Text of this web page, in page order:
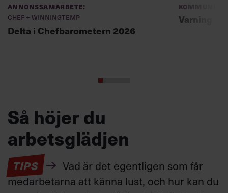
Annonssamarbete:
Chef + Winningtemp
Delta i Chefbarometern 2026
Varning
Så höjer du
arbetsglädjen
TIPS
Vad är det egentligen som får
medarbetarna att känna lust, och hur kan du